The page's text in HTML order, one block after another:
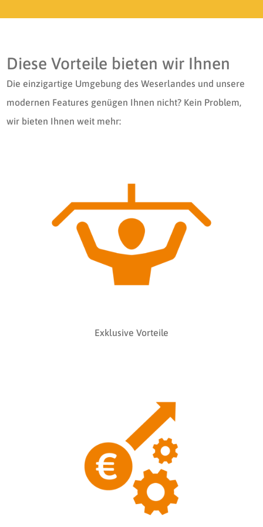
Diese Vorteile bieten wir Ihnen
Die einzigartige Umgebung des Weserlandes und unsere
modernen Features genügen Ihnen nicht? Kein Problem,
wir bieten Ihnen weit mehr:
Exklusive Vorteile